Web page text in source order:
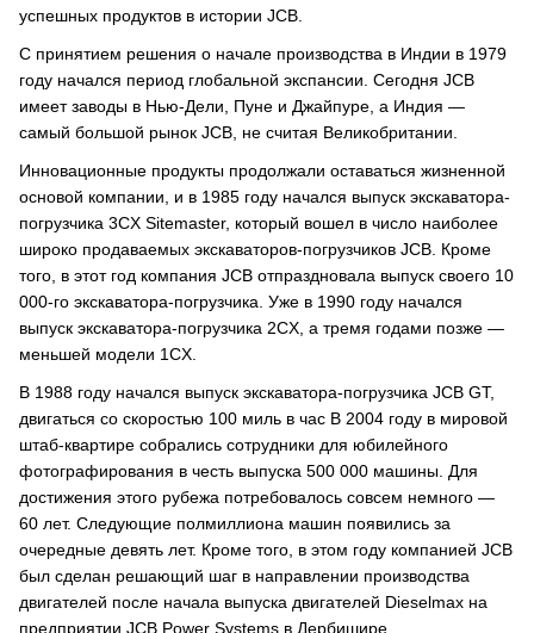
успешных продуктов в истории JCB.
С принятием решения о начале производства в Индии в 1979
году начался период глобальной экспансии. Сегодня JCB
имеет заводы в Нью-Дели, Пуне и Джайпуре, а Индия —
самый большой рынок JCB, не считая Великобритании.
Инновационные продукты продолжали оставаться жизненной
основой компании, и в 1985 году начался выпуск экскаватора-
погрузчика 3CX Sitemaster, который вошел в число наиболее
широко продаваемых экскаваторов-погрузчиков JCB. Кроме
того, в этот год компания JCB отпраздновала выпуск своего 10
000-го экскаватора-погрузчика. Уже в 1990 году начался
выпуск экскаватора-погрузчика 2CX, а тремя годами позже —
меньшей модели 1CX.
В 1988 году начался выпуск экскаватора-погрузчика JCB GT,
двигаться со скоростью 100 миль в час В 2004 году в мировой
штаб-квартире собрались сотрудники для юбилейного
фотографирования в честь выпуска 500 000 машины. Для
достижения этого рубежа потребовалось совсем немного —
60 лет. Следующие полмиллиона машин появились за
очередные девять лет. Кроме того, в этом году компанией JCB
был сделан решающий шаг в направлении производства
двигателей после начала выпуска двигателей Dieselmax на
предприятии JCB Power Systems в Дербишире.